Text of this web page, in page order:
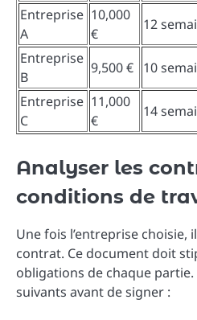
Entreprise
A
10,000
€
12
Entreprise
B
9,500 € 10
Entreprise
C
11,000
€
14
Analyser les
conditions de
Une fois l’entreprise choisie,
contrat. Ce document doit
obligations de chaque
suivants avant de signer :